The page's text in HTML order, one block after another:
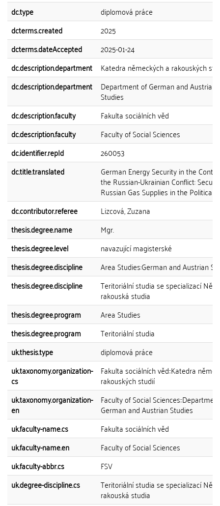
dc.type
diplomová práce
dcterms.created
2025
dcterms.dateAccepted
2025-01-24
dc.description.department
Katedra německých a rakouských
dc.description.department
Department of German and Austrian
Studies
dc.description.faculty
Fakulta sociálních věd
dc.description.faculty
Faculty of Social Sciences
dc.identifier.repId
260053
dc.title.translated
German Energy Security in the
the Russian-Ukrainian Conflict:
Russian Gas Supplies in the Political
dc.contributor.referee
Lizcová, Zuzana
thesis.degree.name
Mgr.
thesis.degree.level
navazující magisterské
thesis.degree.discipline
Area Studies:German and Austrian
thesis.degree.discipline
Teritoriální studia se specializací
rakouská studia
thesis.degree.program
Area Studies
thesis.degree.program
Teritoriální studia
uk.thesis.type
diplomová práce
uk.taxonomy.organization-
cs
Fakulta sociálních věd::Katedra
rakouských studií
uk.taxonomy.organization-
en
Faculty of Social
German and Austrian Studies
uk.faculty-name.cs
Fakulta sociálních věd
uk.faculty-name.en
Faculty of Social Sciences
uk.faculty-abbr.cs
FSV
uk.degree-discipline.cs
Teritoriální studia se specializací
rakouská studia